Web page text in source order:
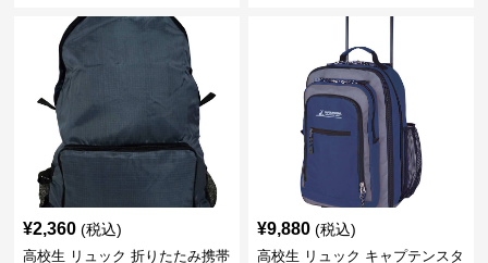
¥2,360 (税込)
高校生 リュック 折りたたみ携帯
¥9,880 (税込)
高校生 リュック キャプテンスタ